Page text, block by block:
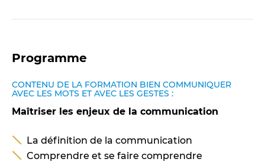
Programme
CONTENU DE LA FORMATION BIEN COMMUNIQUER
AVEC LES MOTS ET AVEC LES GESTES :
Maîtriser les enjeux de la communication
La définition de la communication
Comprendre et se faire comprendre